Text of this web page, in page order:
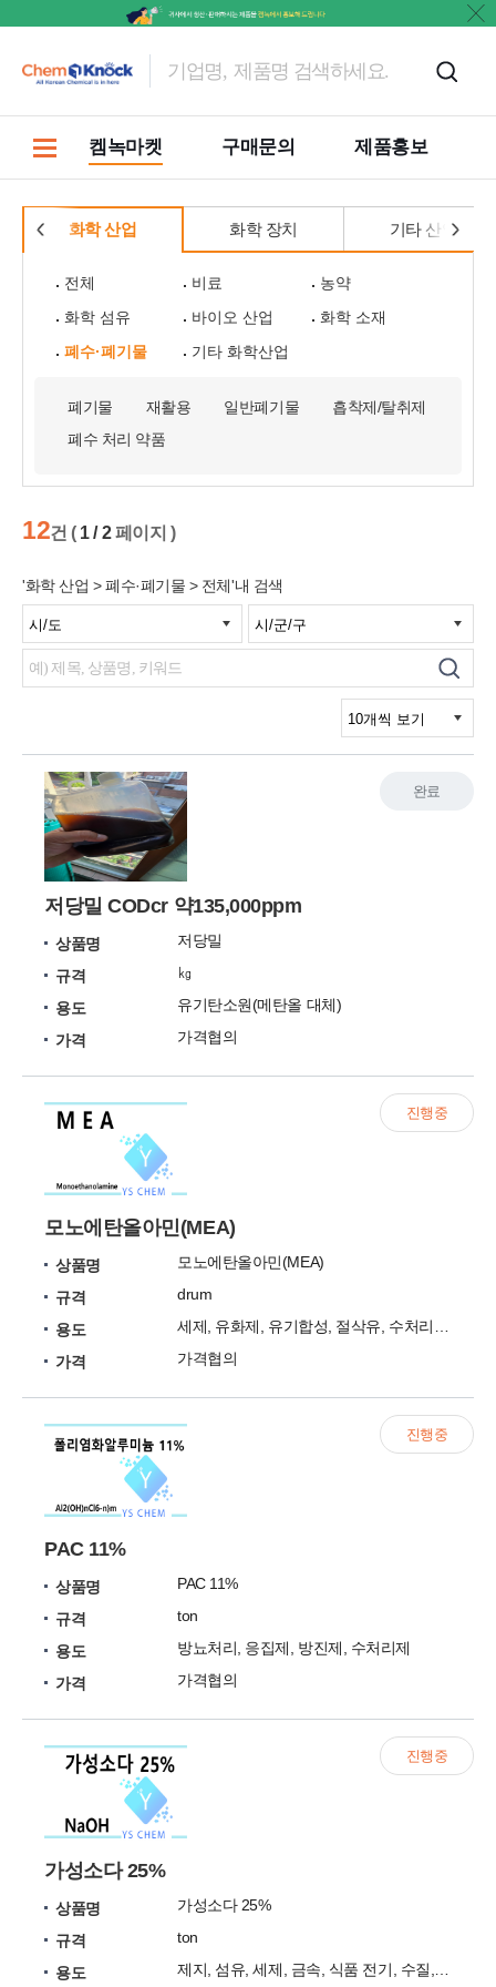
켐녹마켓 구매문의 제품홍보
화학 산업 화학 장치 기타 산업
전체 비료
농약
화학 섬유
바이오 산업
화학 소재
폐수·폐기물
기타 화학산업
폐기물 재활용 일반폐기물
흡착제/탈취제
폐수 처리 약품
12건 ( 1 / 2페이지 )
'화학 산업 > 폐수·폐기물 > 전체'내 검색
저당밀 CODcr 약135,000ppm
상품명
저당밀
규격
㎏
용도
유기탄소원(메탄올 대체)
가격
가격협의
완료
모노에탄올아민(MEA)
상품명
모노에탄올아민(MEA)
규격
drum
용도
가격
가격협의
진행중
PAC 11%
상품명
PAC 11%
규격
ton
용도
방뇨처리, 응집제, 방진제, 수처리제
가격
가격협의
진행중
가성소다 25%
상품명
가성소다 25%
규격
ton
용도
진행중